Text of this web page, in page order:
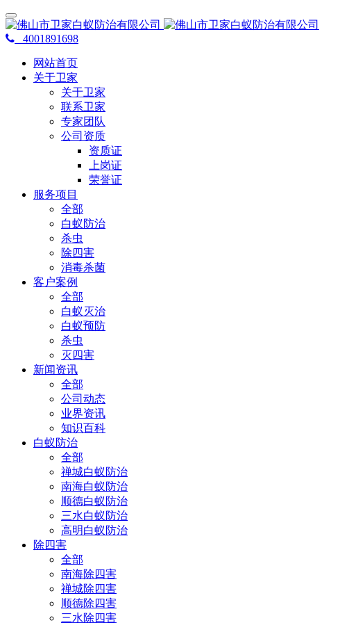
4001891698
网站首页
关于卫家
关于卫家
联系卫家
专家团队
公司资质
资质证
上岗证
荣誉证
服务项目
全部
白蚁防治
杀虫
除四害
消毒杀菌
客户案例
全部
白蚁灭治
白蚁预防
杀虫
灭四害
新闻资讯
全部
公司动态
业界资讯
知识百科
白蚁防治
全部
禅城白蚁防治
南海白蚁防治
顺德白蚁防治
三水白蚁防治
高明白蚁防治
除四害
全部
南海除四害
禅城除四害
顺德除四害
三水除四害